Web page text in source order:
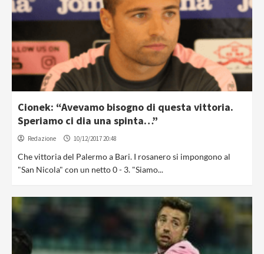
Cionek: “Avevamo bisogno di questa vittoria.
Speriamo ci dia una spinta…”
Redazione 10/12/2017 20:48
Che vittoria del Palermo a Bari. I rosanero si impongono al
"San Nicola" con un netto 0 - 3. "Siamo...